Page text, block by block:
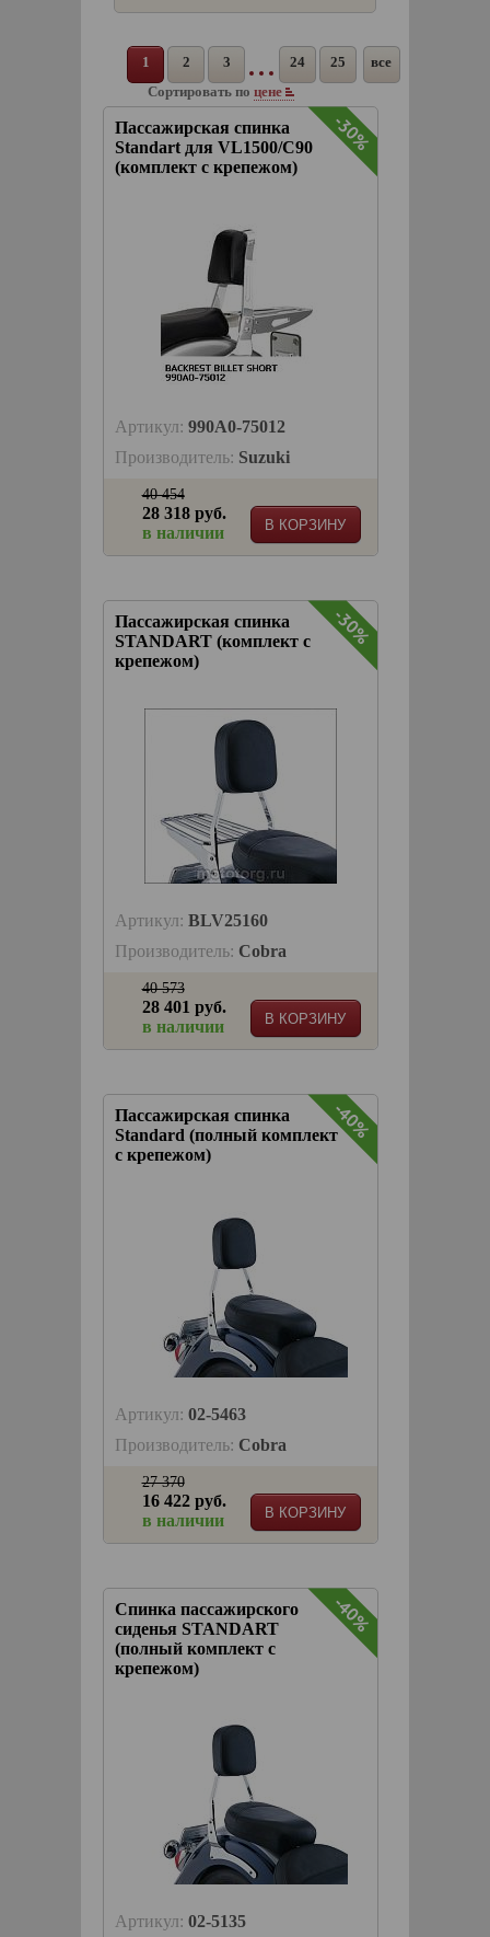
1 2 3 24 25
все
Сортировать по цене
Пассажирская спинка
Standart для VL1500/C90
(комплект с крепежом)
-30%
Артикул: 990A0-75012
Производитель: Suzuki
В КОРЗИНУ
40 454
28 318 руб.
в наличии
Пассажирская спинка
STANDART (комплект с
крепежом)
-30%
Артикул: BLV25160
Производитель: Cobra
В КОРЗИНУ
40 573
28 401 руб.
в наличии
Пассажирская спинка
Standard (полный комплект
с крепежом)
-40%
Артикул: 02-5463
Производитель: Cobra
В КОРЗИНУ
27 370
16 422 руб.
в наличии
Спинка пассажирского
сиденья STANDART
(полный комплект с
крепежом)
-40%
Артикул: 02-5135